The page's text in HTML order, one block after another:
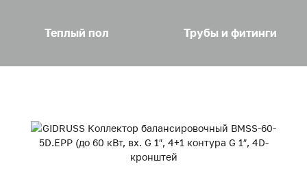
Теплый пол Трубы и фитинги